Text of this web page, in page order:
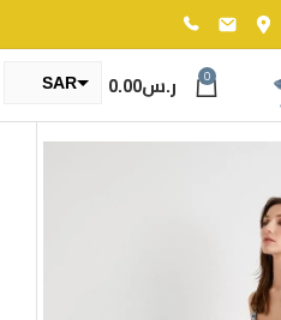
0 ر.س0.00
SAR
TRY